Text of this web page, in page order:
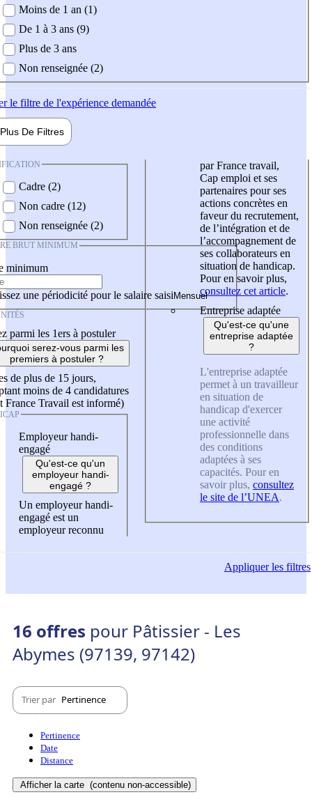
demandée
Moins de 1 an (1)
De 1 à 3 ans (9)
Plus de 3 ans
Non renseignée (2)
le filtre de l'expérience demandée
Plus De Filtres
Cadre (2)
Non cadre (12)
Non renseignée (2)
BRUT MINIMUM
minimum
une périodicité pour le salaire saisi
parmi les 1ers à postuler
serez-vous parmi les
premiers à postuler ?
de plus de 15 jours,
moins de 4 candidatures
France Travail est informé)
Employeur handi-
engagé
Qu'est-ce qu'un
employeur handi-
engagé ?
Un employeur handi-
engagé est un
employeur reconnu
par France travail,
Cap emploi et ses
partenaires pour ses
actions concrètes en
faveur du recrutement,
de l’intégration et de
l’accompagnement de
ses collaborateurs en
situation de handicap.
Pour en savoir plus,
consultez cet article.
Entreprise adaptée
Qu'est-ce qu'une
entreprise adaptée
?
L'entreprise adaptée
permet à un travailleur
en situation de
handicap d'exercer
une activité
professionnelle dans
des conditions
adaptées à ses
capacités. Pour en
savoir plus, consultez
le site de l’UNEA.
Appliquerles filtres
16 offres pour Pâtissier - Les
Abymes (97139, 97142)
Trier par Pertinence
Pertinence
Date
Distance
Afficher la carte (contenu non-accessible)